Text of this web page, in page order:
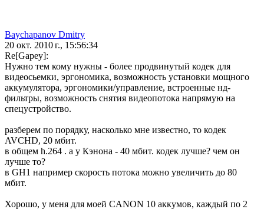
Baychapanov Dmitry
20 окт. 2010 г., 15:56:34
Re[Gapey]:
Нужно тем кому нужны - более продвинутый кодек для
видеосьемки, эргономика, возможность установки мощного
аккумулятора, эргономики/управление, встроенные нд-
фильтры, возможность снятия видеопотока напрямую на
спецустройство.
разберем по порядку, насколько мне известно, то кодек
AVCHD, 20 мбит.
в общем h.264 . а у Кэнона - 40 мбит. кодек лучше? чем он
лучше то?
в GH1 например скорость потока можно увеличить до 80
мбит.
Хорошо, у меня для моей CANON 10 аккумов, каждый по 2